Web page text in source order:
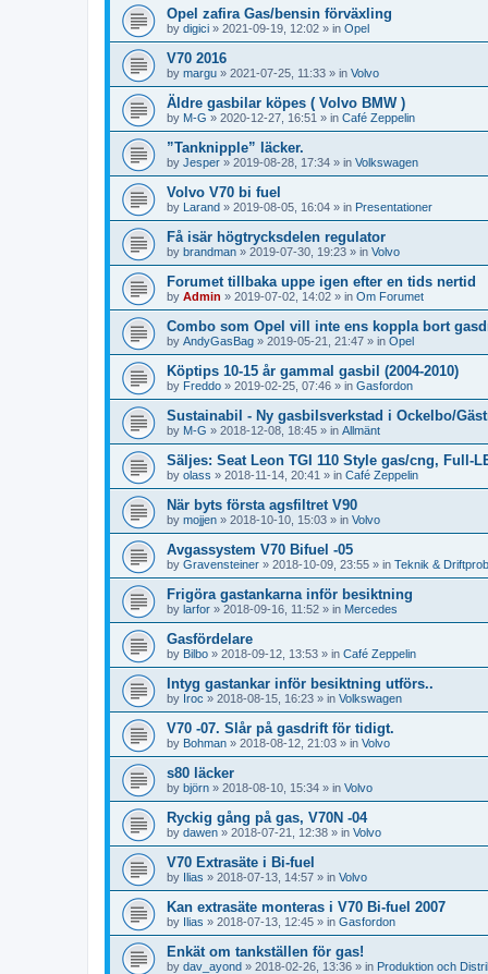
Opel zafira Gas/bensin förväxling
by digici » 2021-09-19, 12:02 » in Opel
V70 2016
by margu » 2021-07-25, 11:33 » in Volvo
Äldre gasbilar köpes ( Volvo BMW )
by M-G » 2020-12-27, 16:51 » in Café Zeppelin
”Tanknipple” läcker.
by Jesper » 2019-08-28, 17:34 » in Volkswagen
Volvo V70 bi fuel
by Larand » 2019-08-05, 16:04 » in Presentationer
Få isär högtrycksdelen regulator
by brandman » 2019-07-30, 19:23 » in Volvo
Forumet tillbaka uppe igen efter en tids nertid
by Admin » 2019-07-02, 14:02 » in Om Forumet
Combo som Opel vill inte ens koppla bort
by AndyGasBag » 2019-05-21, 21:47 » in Opel
Köptips 10-15 år gammal gasbil (2004-2010)
by Freddo » 2019-02-25, 07:46 » in Gasfordon
Sustainabil - Ny gasbilsverkstad i Ockelbo/
by M-G » 2018-12-08, 18:45 » in Allmänt
Säljes: Seat Leon TGI 110 Style gas/cng, Full-
by olass » 2018-11-14, 20:41 » in Café Zeppelin
När byts första agsfiltret V90
by mojjen » 2018-10-10, 15:03 » in Volvo
Avgassystem V70 Bifuel -05
by Gravensteiner » 2018-10-09, 23:55 » in Teknik &
Frigöra gastankarna inför besiktning
by larfor » 2018-09-16, 11:52 » in Mercedes
Gasfördelare
by Bilbo » 2018-09-12, 13:53 » in Café Zeppelin
Intyg gastankar inför besiktning utförs..
by Iroc » 2018-08-15, 16:23 » in Volkswagen
V70 -07. Slår på gasdrift för tidigt.
by Bohman » 2018-08-12, 21:03 » in Volvo
s80 läcker
by björn » 2018-08-10, 15:34 » in Volvo
Ryckig gång på gas, V70N -04
by dawen » 2018-07-21, 12:38 » in Volvo
V70 Extrasäte i Bi-fuel
by Ilias » 2018-07-13, 14:57 » in Volvo
Kan extrasäte monteras i V70 Bi-fuel 2007
by Ilias » 2018-07-13, 12:45 » in Gasfordon
Enkät om tankställen för gas!
by dav_ayond » 2018-02-26, 13:36 » in Produktion och